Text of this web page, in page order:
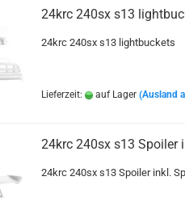
24krc 240sx s13
24krc 240sx s13 lightbuckets
Lieferzeit: auf Lager (Ausland
24krc 240sx s13 Spoiler
24krc 240sx s13 Spoiler inkl.